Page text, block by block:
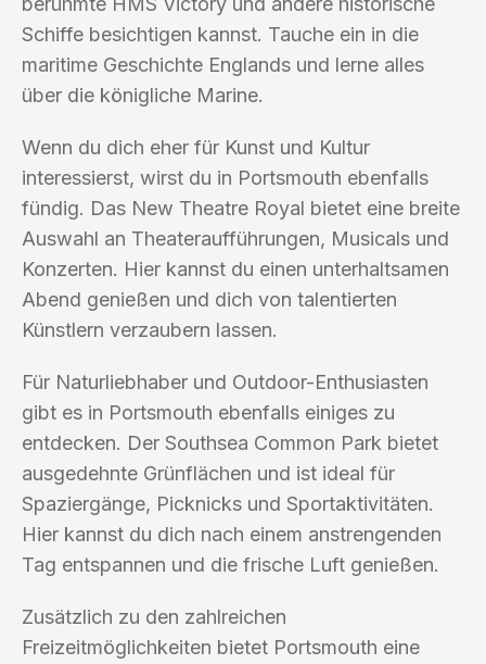
Schiffe besichtigen kannst. Tauche ein in die
maritime Geschichte Englands und lerne alles
über die königliche Marine.
Wenn du dich eher für Kunst und Kultur
interessierst, wirst du in Portsmouth ebenfalls
fündig. Das New Theatre Royal bietet eine breite
Auswahl an Theateraufführungen, Musicals und
Konzerten. Hier kannst du einen unterhaltsamen
Abend genießen und dich von talentierten
Künstlern verzaubern lassen.
Für Naturliebhaber und Outdoor-Enthusiasten
gibt es in Portsmouth ebenfalls einiges zu
entdecken. Der Southsea Common Park bietet
ausgedehnte Grünflächen und ist ideal für
Spaziergänge, Picknicks und Sportaktivitäten.
Hier kannst du dich nach einem anstrengenden
Tag entspannen und die frische Luft genießen.
Zusätzlich zu den zahlreichen
Freizeitmöglichkeiten bietet Portsmouth eine